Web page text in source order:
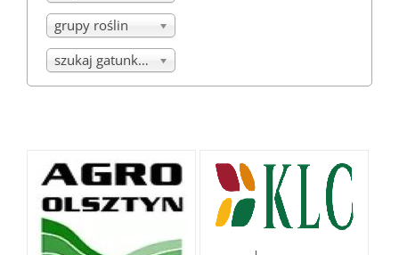
grupy roślin
szukaj gatunku/mieszanki